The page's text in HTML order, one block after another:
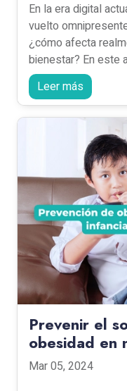
En la era digital
vuelto
¿cómo afecta
bienestar? En este
Leer más
Prevenir el
obesidad en
Mar 05, 2024